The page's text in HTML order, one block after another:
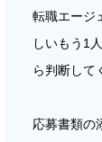
転職エージ
しいもう1
ら判断して
応募書類の